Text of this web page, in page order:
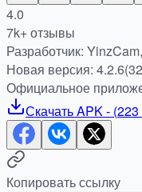
4.0
7k+ отзывы
Разработчик:
Новая версия:
Официальное
СкачатьAPK- (223
Копировать ссылку